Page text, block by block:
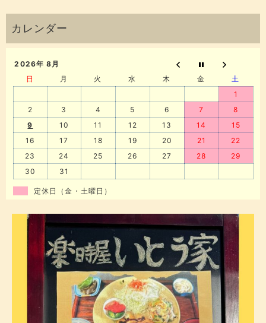
2026年 8月
日
月 火 水 木 金
土
1
2
3 4 5 6 7
8
9
10 11 12 13 14
15
16
17 18 19 20 21
22
23
24 25 26 27 28
29
30
31
定休日（金・土曜日）